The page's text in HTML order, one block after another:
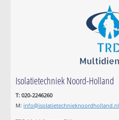
Isolatietechniek Noord-Holland
T: 020-2246260
M: info@isolatietechnieknoordholland.nl